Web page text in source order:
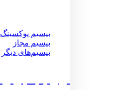
بیسیم پوکسینگ
بیسیم مجاز
بیسیم‌های دیگر